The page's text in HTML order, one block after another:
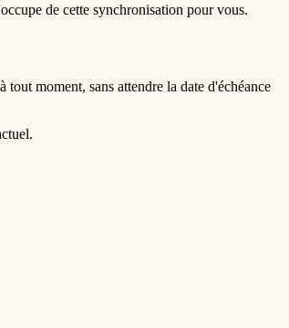
de cette synchronisation pour vous.
moment, sans attendre la date d'échéance